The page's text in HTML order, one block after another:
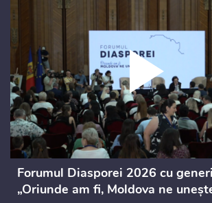
Forumul Diasporei 2026 cu
„Oriunde am fi, Moldova ne